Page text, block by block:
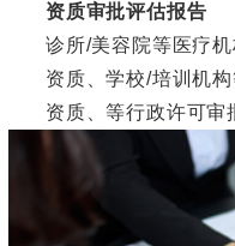
资质审批评估报告
诊所/美容院等医疗机
资质、学校/培训机构
资质、等行政许可审